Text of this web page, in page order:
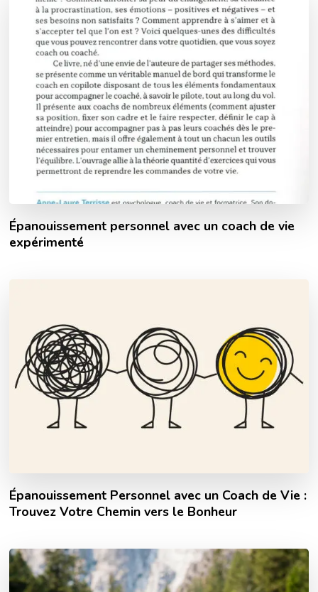
Épanouissement personnel avec un coach de vie
expérimenté
Épanouissement Personnel avec un Coach de Vie :
Trouvez Votre Chemin vers le Bonheur